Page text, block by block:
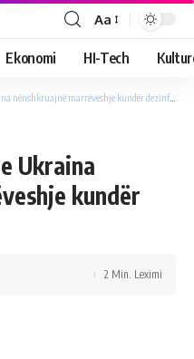
Aa
Ekonomi HI-Tech
marrëveshje kundër dezinformimit rus
Ukraina
kundër
2 Min. Leximi